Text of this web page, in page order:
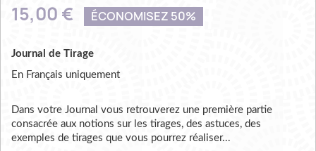
15,00 € ÉCONOMISEZ 50%
Journal de Tirage
En Français uniquement
Dans votre Journal vous retrouverez une première partie
consacrée aux notions sur les tirages, des astuces, des
exemples de tirages que vous pourrez réaliser...